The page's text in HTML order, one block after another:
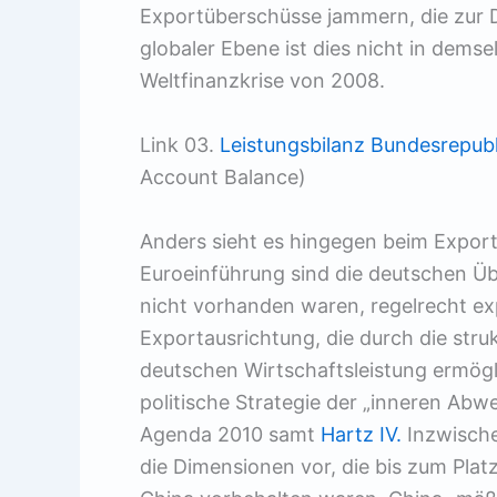
Exportüberschüsse jammern, die zur
globaler Ebene ist dies nicht in
Weltfinanzkrise von 2008.
Link 03. Leistungsbilanz
Account Balance)
Anders sieht es hingegen beim
Euroeinführung sind die deutschen
nicht vorhanden waren, regelrecht
Exportausrichtung, die durch die
deutschen Wirtschaftsleistung
politische Strategie der „inneren
Agenda 2010 samt Hartz IV.
die Dimensionen vor, die bis zum